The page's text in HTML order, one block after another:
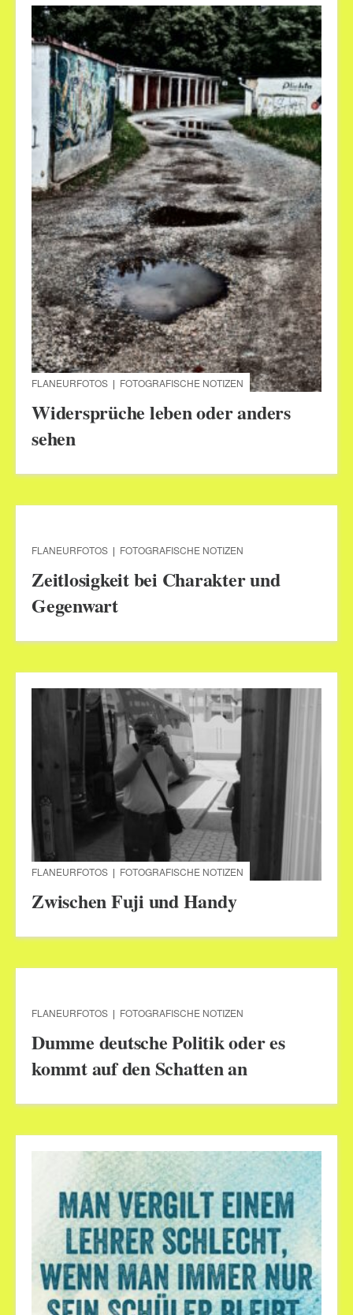
FLANEURFOTOS | FOTOGRAFISCHE NOTIZEN
Widersprüche leben oder anders
sehen
FLANEURFOTOS | FOTOGRAFISCHE NOTIZEN
Zeitlosigkeit bei Charakter und
Gegenwart
FLANEURFOTOS | FOTOGRAFISCHE NOTIZEN
Zwischen Fuji und Handy
FLANEURFOTOS | FOTOGRAFISCHE NOTIZEN
Dumme deutsche Politik oder es
kommt auf den Schatten an